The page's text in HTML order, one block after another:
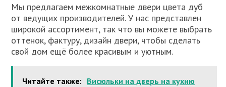
Мы предлагаем межкомнатные двери цвета дуб
от ведущих производителей. У нас представлен
широкой ассортимент, так что вы можете выбрать
оттенок, фактуру, дизайн двери, чтобы сделать
свой дом ещё более красивым и уютным.
Читайте также: Висюльки на дверь на кухню